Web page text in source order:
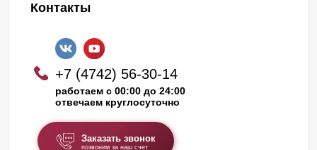
Контакты
+7 (4742) 56-30-14
работаем с 00:00 до 24:00
отвечаем круглосуточно
Заказать звонок
позвоним за наш счет